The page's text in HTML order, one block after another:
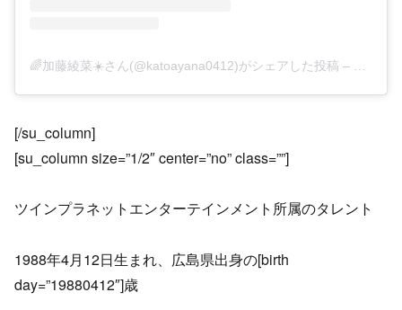
🌈加藤綾菜☀️さん(@katoayana0412)がシェアした投稿 –
[/su_column]
[su_column size=”1/2″ center=”no” class=””]
ツインプラネットエンターテインメント所属のタレント
1988年4月12日生まれ、広島県出身の[birth
day=”19880412″]歳